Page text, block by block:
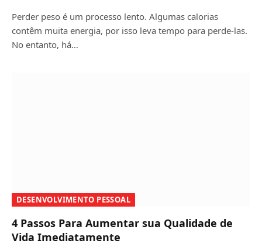
Perder peso é um processo lento. Algumas calorias
contêm muita energia, por isso leva tempo para perde-las.
No entanto, há…
DESENVOLVIMENTO PESSOAL
4 Passos Para Aumentar sua Qualidade de
Vida Imediatamente